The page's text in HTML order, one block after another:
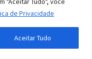
de Privacidade
Aceitar Tudo
têm ciclos de
à
de cada
recomendado